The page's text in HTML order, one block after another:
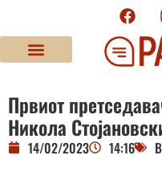
Првиот
Никола
14/02/2023 14:16